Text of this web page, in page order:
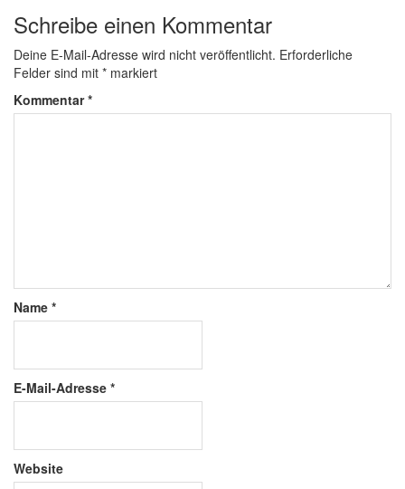
Schreibe einen Kommentar
Deine E-Mail-Adresse wird nicht veröffentlicht. Erforderliche
Felder sind mit * markiert
Kommentar*
Name *
E-Mail-Adresse *
Website